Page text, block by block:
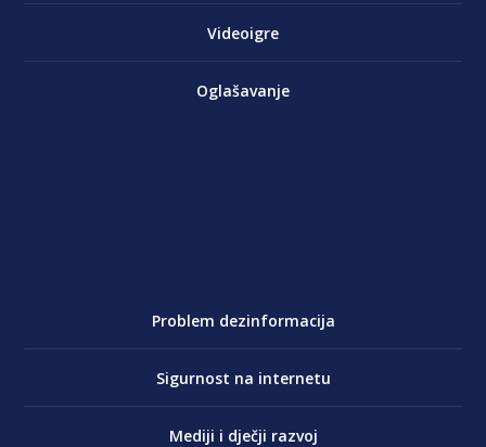
Videoigre
Oglašavanje
Problem dezinformacija
Sigurnost na internetu
Mediji i dječji razvoj